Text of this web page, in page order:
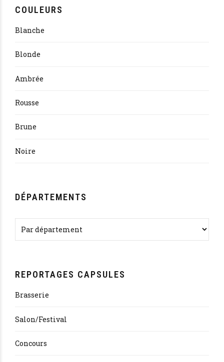
COULEURS
Blanche
Blonde
Ambrée
Rousse
Brune
Noire
DÉPARTEMENTS
REPORTAGES CAPSULES
Brasserie
Salon/Festival
Concours